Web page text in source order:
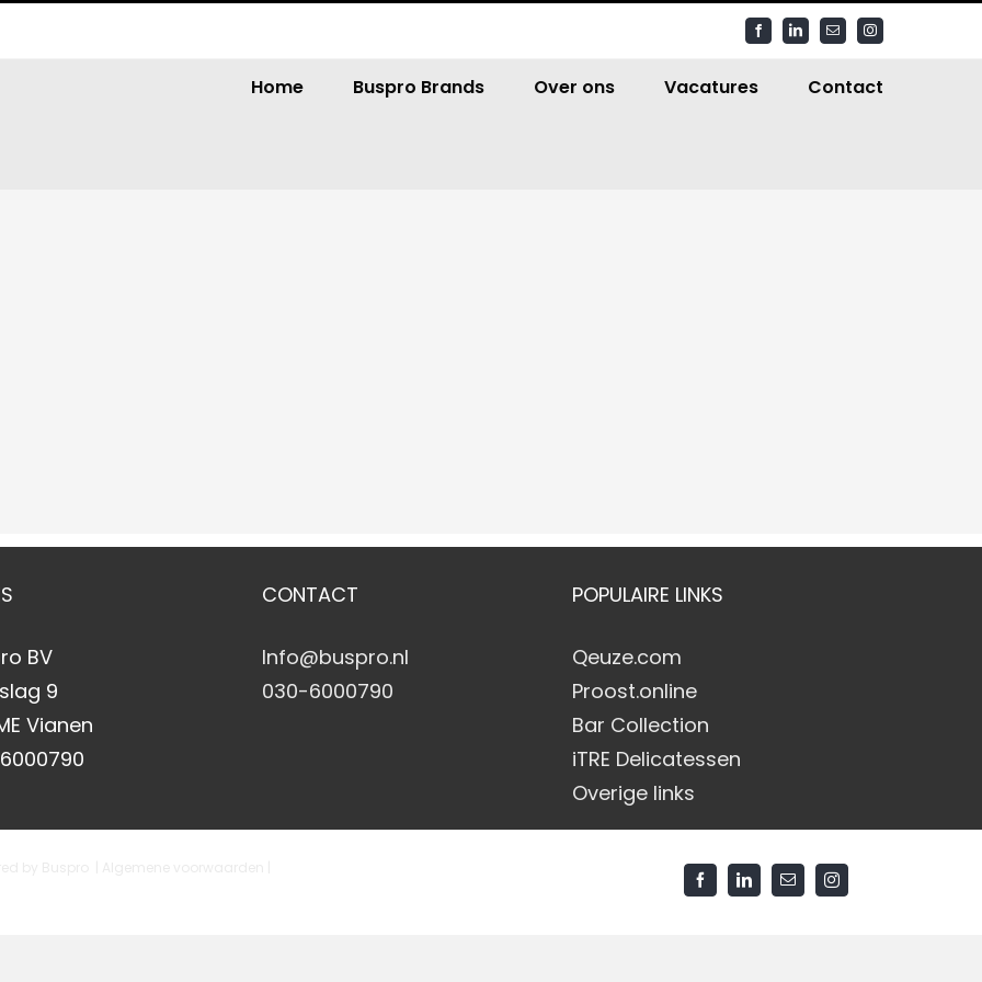
FacebookLinkedIn
E-
mail
Instagram
Home Buspro Brands Over ons Vacatures Contact
BV
9
Vianen
CONTACT
Info@buspro.nl
030-6000790
POPULAIRE LINKS
Qeuze.com
Proost.online
Bar Collection
iTRE Delicatessen
Overige links
FacebookLinkedIn
E-
mail
Instagram